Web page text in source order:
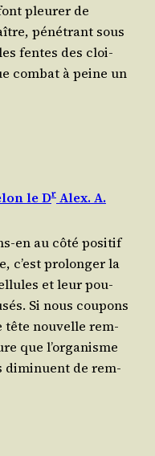
pleu­rer de
péné­trant sous
fentes des cloi­
com­bat à peine un
le Dr Alex. A.
en au côté posi­tif
c’est pro­lon­ger la
et leur pou­
Si nous cou­pons
tête nou­velle rem­
que l’or­ga­nisme
dimi­nuent de rem­